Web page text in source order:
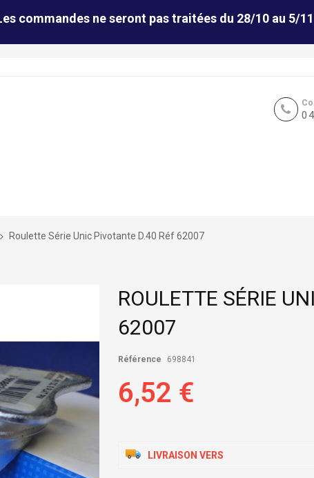
commandes ne seront pas traitées du 28/10 au 5/11
Roulette Série Unic Pivotante D.40 Réf 62007
ROULETTE SÉRIE
62007
Référence 698841
6,52 €
LIVRAISON VERS